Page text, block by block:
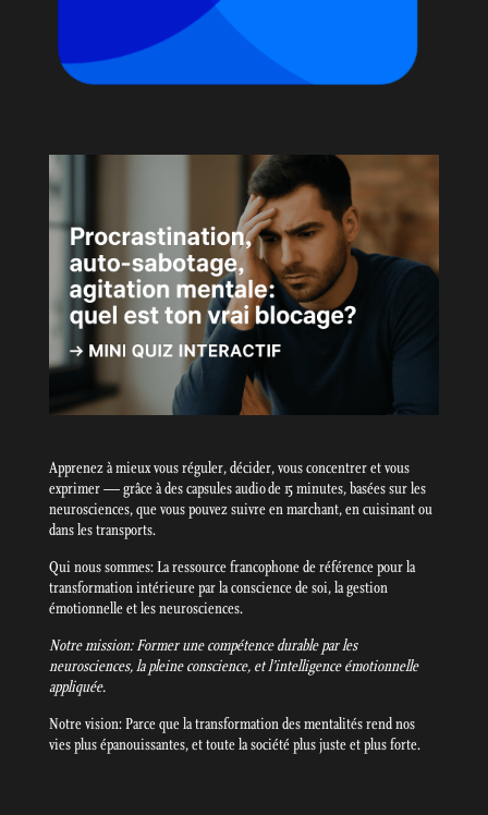
Apprenez à mieux vous réguler, décider, vous concentrer et vous
exprimer — grâce à des capsules audio de 15 minutes, basées sur les
neurosciences, que vous pouvez suivre en marchant, en cuisinant ou
dans les transports.
Qui nous sommes: La ressource francophone de référence pour la
transformation intérieure par la conscience de soi, la gestion
émotionnelle et les neurosciences.
Notre mission: Former une compétence durable par les
neurosciences, la pleine conscience, et l’intelligence émotionnelle
appliquée.
Notre vision: Parce que la transformation des mentalités rend nos
vies plus épanouissantes, et toute la société plus juste et plus forte.